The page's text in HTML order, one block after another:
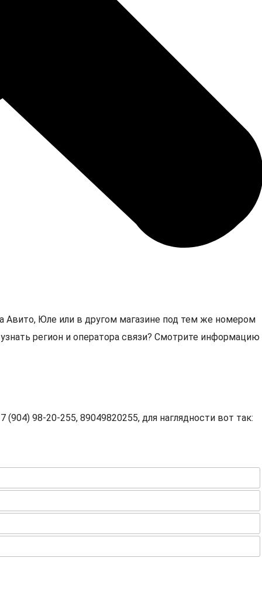
Авито, Юле или в другом магазине под тем же номером
регион и оператора связи? Смотрите информацию
98-20-255, 89049820255, для наглядности вот так: